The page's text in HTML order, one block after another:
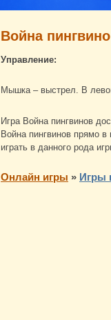
Война
Управление:
Мышка – выстрел. В
Игра Война пингвинов
Война пингвинов прямо
играть в данного рода
Онлайн игры » Игры